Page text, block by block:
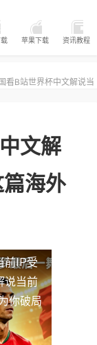
苹果下载 资讯教程
看B站世界杯中文解说当
文解
海外
前IP受
说当前
你破局